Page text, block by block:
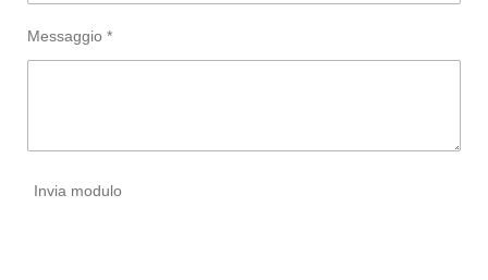
Messaggio *
Invia modulo